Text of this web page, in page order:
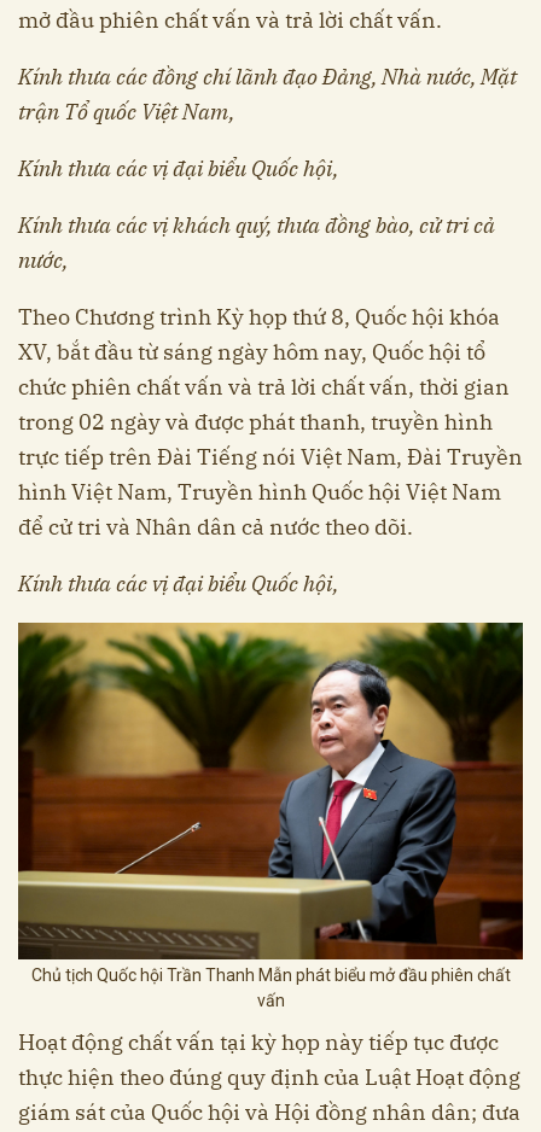
mở đầu phiên chất vấn và trả lời chất vấn.
Kính thưa các đồng chí lãnh đạo Đảng, Nhà nước, Mặt
trận Tổ quốc Việt Nam,
Kính thưa các vị đại biểu Quốc hội,
Kính thưa các vị khách quý, thưa đồng bào, cử tri cả
nước,
Theo Chương trình Kỳ họp thứ 8, Quốc hội khóa
XV, bắt đầu từ sáng ngày hôm nay, Quốc hội tổ
chức phiên chất vấn và trả lời chất vấn, thời gian
trong 02 ngày và được phát thanh, truyền hình
trực tiếp trên Đài Tiếng nói Việt Nam, Đài Truyền
hình Việt Nam, Truyền hình Quốc hội Việt Nam
để cử tri và Nhân dân cả nước theo dõi.
Kính thưa các vị đại biểu Quốc hội,
Chủ tịch Quốc hội Trần Thanh Mẫn phát biểu mở đầu phiên chất
vấn
Hoạt động chất vấn tại kỳ họp này tiếp tục được
thực hiện theo đúng quy định của Luật Hoạt động
giám sát của Quốc hội và Hội đồng nhân dân; đưa